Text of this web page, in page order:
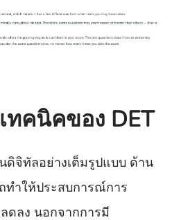
ทคนิคของ DET
ดิจิทัลอย่างเต็มรูปแบบ ด้าน
ทำให้ประสบการณ์การ
ลง นอกจากการมี